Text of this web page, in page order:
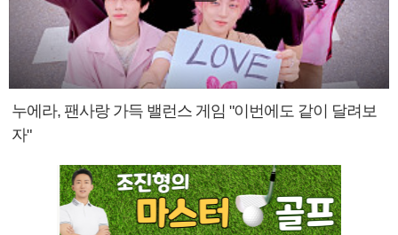
누에라, 팬사랑 가득 밸런스 게임 "이번에도 같이 달려보
자"